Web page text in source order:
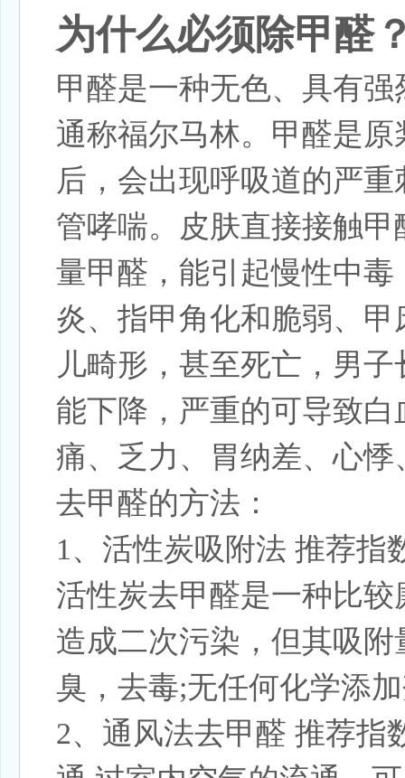
为什么必须除甲醛
甲醛是一种无色、具有强
通称福尔马林。甲醛是
后，会出现呼吸道的严
管哮喘。皮肤直接接触
量甲醛，能引起慢性中
炎、指甲角化和脆弱、
儿畸形，甚至死亡，男
能下降，严重的可导致
痛、乏力、胃纳差、心
去甲醛的方法：
1、活性炭吸附法 推荐指
活性炭去甲醛是一种比
造成二次污染，但其吸
臭，去毒;无任何化学添
2、通风法去甲醛 推荐指